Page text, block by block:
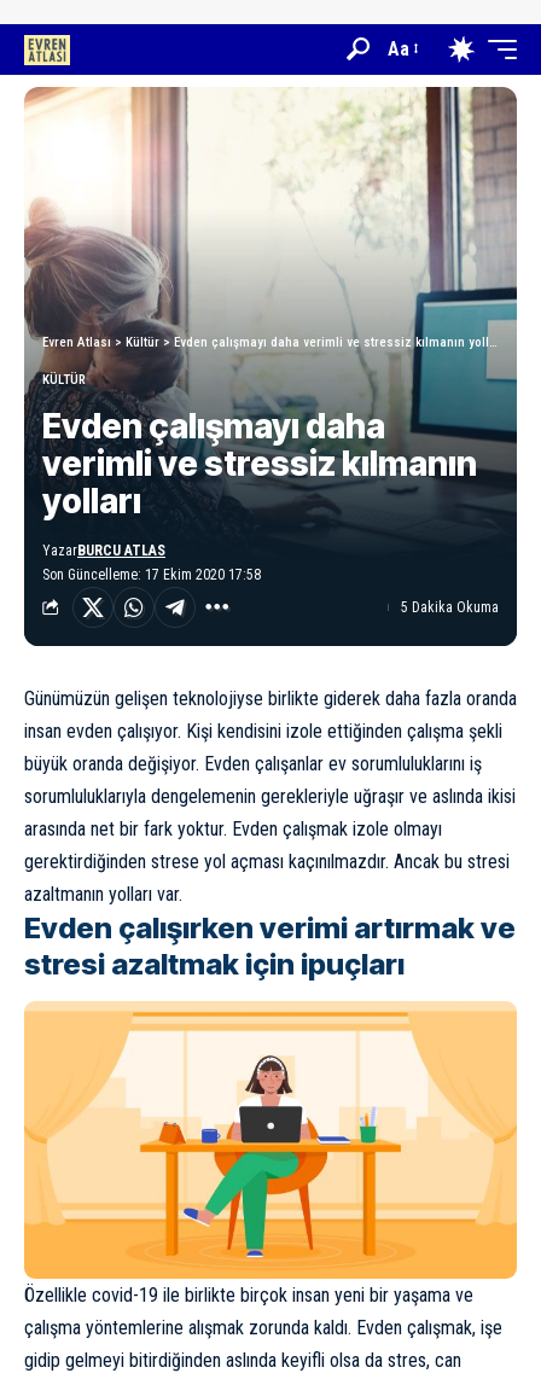
Aa
Evren Atlası> Kültür > Evden çalışmayı daha verimli ve stressiz kılmanın yolları
KÜLTÜR
Evden çalışmayı daha
verimli ve stressiz kılmanın
yolları
Son Güncelleme: 17 Ekim 2020 17:58
YazarBURCU ATLAS
5 Dakika Okuma
Günümüzün gelişen teknolojiyse birlikte giderek daha fazla oranda
insan evden çalışıyor. Kişi kendisini izole ettiğinden çalışma şekli
büyük oranda değişiyor. Evden çalışanlar ev sorumluluklarını iş
sorumluluklarıyla dengelemenin gerekleriyle uğraşır ve aslında ikisi
arasında net bir fark yoktur. Evden çalışmak izole olmayı
gerektirdiğinden strese yol açması kaçınılmazdır. Ancak bu stresi
azaltmanın yolları var.
Evden çalışırken verimi artırmak ve
stresi azaltmak için ipuçları
Özellikle covid-19 ile birlikte birçok insan yeni bir yaşama ve
çalışma yöntemlerine alışmak zorunda kaldı. Evden çalışmak, işe
gidip gelmeyi bitirdiğinden aslında keyifli olsa da stres, can